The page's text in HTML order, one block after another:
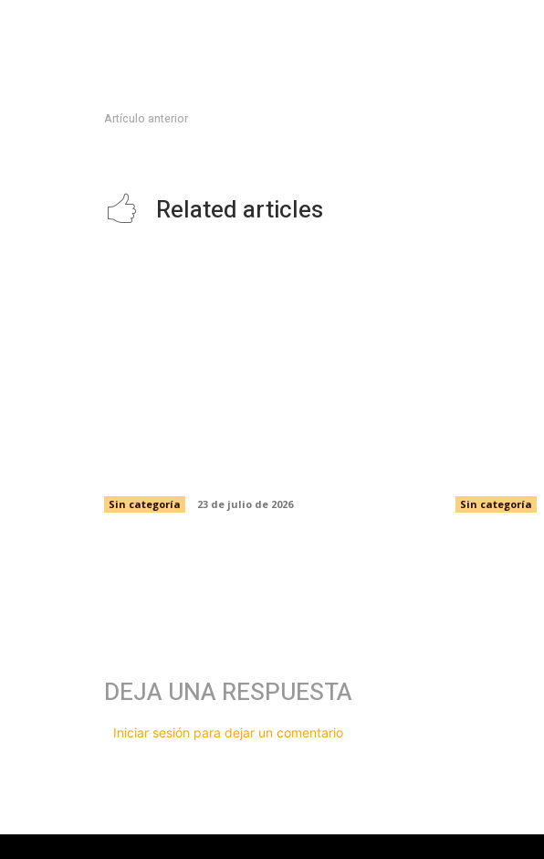
Artículo anterior
Related articles
Sin categoría 23 de julio de 2026 Sin categoría
DEJA UNA RESPUESTA
Iniciar sesión para dejar un comentario